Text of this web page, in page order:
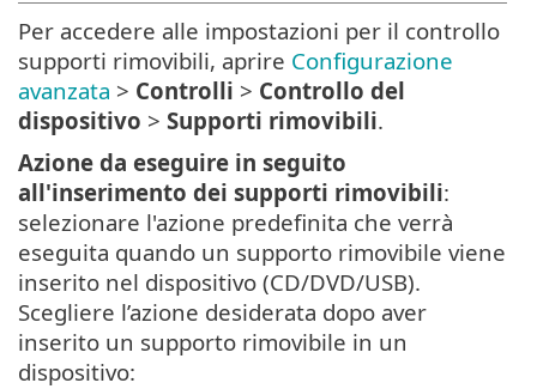
Per accedere alle impostazioni per il controllo
supporti rimovibili, aprire Configurazione
avanzata > Controlli > Controllo del
dispositivo > Supporti rimovibili.
Azione da eseguire in seguito
all'inserimento dei supporti rimovibili:
selezionare l'azione predefinita che verrà
eseguita quando un supporto rimovibile viene
inserito nel dispositivo (CD/DVD/USB).
Scegliere l’azione desiderata dopo aver
inserito un supporto rimovibile in un
dispositivo: